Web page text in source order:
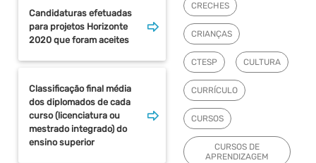
Candidaturas efetuadas
para projetos Horizonte
2020 que foram aceites
Classificação final média
dos diplomados de cada
curso (licenciatura ou
mestrado integrado) do
ensino superior
CRECHES
CRIANÇAS
CTESP CULTURA
CURRÍCULO
CURSOS
CURSOS DE
APRENDIZAGEM